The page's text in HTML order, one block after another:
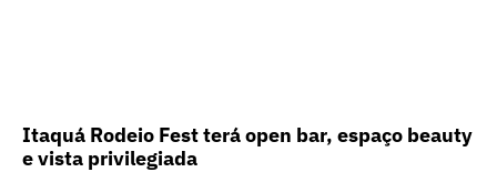
Itaquá Rodeio Fest terá open bar, espaço beauty
e vista privilegiada